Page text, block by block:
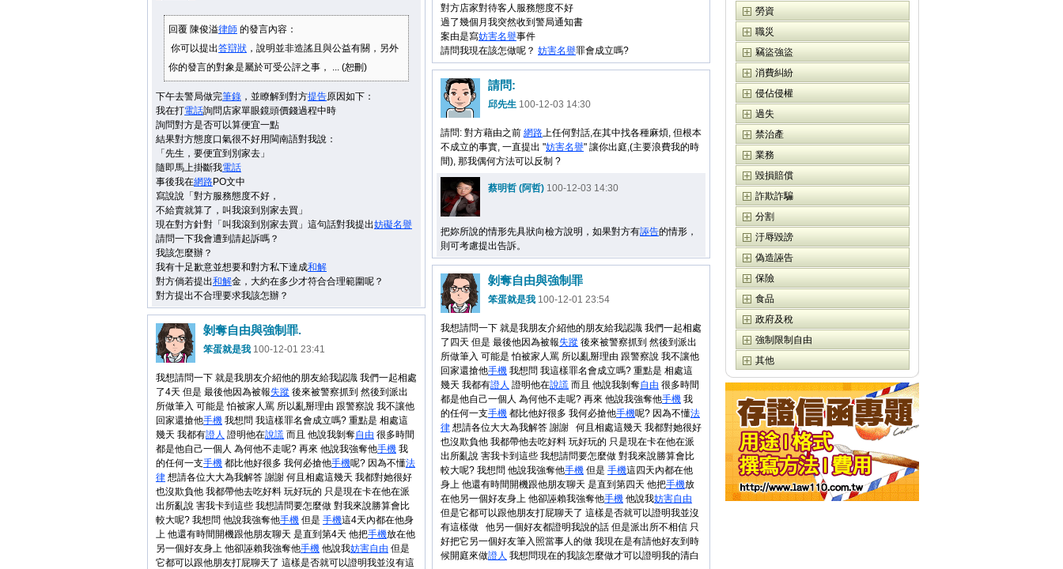
回覆 陳俊溢律師 的發言內容：
你可以提出答辯狀 ，說明並非造謠且與公益有關，另外
你的發言的對象是屬於可受公評之事， ... (恕刪)
下午去警局做完筆錄 ，並瞭解到對方提告原因如下：
我在打電話詢問店家單眼鏡頭價錢過程中時
詢問對方是否可以算便宜一點
結果對方態度口氣很不好用閩南語對我說：
「先生，要便宜到別家去」
隨即馬上掛斷我電話
事後我在網路PO文中
寫說說「對方服務態度不好，
不給賣就算了，叫我滾到別家去買」
現在對方針對「叫我滾到別家去買」這句話對我提出妨礙名譽
請問一下我會遭到請起訴嗎？
我該怎麼辦？
我有十足歉意並想要和對方私下達成和解
對方倘若提出和解金，大約在多少才符合合理範圍呢？
對方提出不合理要求我該怎辦？
對方店家對待客人服務態度不好
過了幾個月我突然收到警局通知書
案由是寫妨害名譽事件
請問我現在該怎做呢？ 妨害名譽罪會成立嗎?
請問:
邱先生 100-12-03 14:30
請問: 對方藉由之前 網路上任何對話,在其中找各種麻煩, 但根本
不成立的事實, 一直提出 "妨害名譽" 讓你出庭,(主要浪費我的時
間), 那我偶何方法可以反制 ?
蔡明哲 (阿哲) 100-12-03 14:30
把妳所說的情形先具狀向檢方說明，如果對方有誣告的情形，
則可考慮提出告訴。
剝奪自由與強制罪
笨蛋就是我 100-12-01 23:54
我想請問一下 就是我朋友介紹他的朋友給我認識 我們一起相處
了四天 但是 最後他因為被報失蹤 後來被警察抓到 然後到派出
所做筆入 可能是 怕被家人罵 所以亂掰理由 跟警察說 我不讓他
回家還搶他手機 我想問 我這樣罪名會成立嗎? 重點是 相處這
幾天 我都有證人 證明他在說謊 而且 他說我剝奪自由 很多時間
都是他自己一個人 為何他不走呢? 再來 他說我強奪他手機 我
的任何一支手機 都比他好很多 我何必搶他手機呢? 因為不懂法
律 想請各位大大為我解答 謝謝 何且相處這幾天 我都對她很好
也沒欺負他 我都帶他去吃好料 玩好玩的 只是現在卡在他在派
出所亂說 害我卡到這些 我想請問要怎麼做 對我來說勝算會比
較大呢? 我想問 他說我強奪他手機 但是 手機這四天內都在他
身上 他還有時間開機跟他朋友聊天 是直到第四天 他把手機放
在他另一個好友身上 他卻誣賴我強奪他手機 他說我妨害自由
但是它都可以跟他朋友打屁聊天了 這樣是否就可以證明我並沒
有這樣做 他另一個好友都證明我說的話 但是派出所不相信 只
好把它另一個好友筆入照當事人的做 我現在是有請他好友到時
候開庭來做證人 我想問現在的我該怎麼做才可以證明我的清白
剝奪自由與強制罪.
笨蛋就是我 100-12-01 23:41
我想請問一下 就是我朋友介紹他的朋友給我認識 我們一起相處
了4天 但是 最後他因為被報失蹤 後來被警察抓到 然後到派出
所做筆入 可能是 怕被家人罵 所以亂掰理由 跟警察說 我不讓他
回家還搶他手機 我想問 我這樣罪名會成立嗎? 重點是 相處這
幾天 我都有證人 證明他在說謊 而且 他說我剝奪自由 很多時間
都是他自己一個人 為何他不走呢? 再來 他說我強奪他手機 我
的任何一支手機 都比他好很多 我何必搶他手機呢? 因為不懂法
律 想請各位大大為我解答 謝謝 何且相處這幾天 我都對她很好
也沒欺負他 我都帶他去吃好料 玩好玩的 只是現在卡在他在派
出所亂說 害我卡到這些 我想請問要怎麼做 對我來說勝算會比
較大呢? 我想問 他說我強奪他手機 但是 手機這4天內都在他身
上 他還有時間開機跟他朋友聊天 是直到第4天 他把手機放在他
另一個好友身上 他卻誣賴我強奪他手機 他說我妨害自由 但是
它都可以跟他朋友打屁聊天了 這樣是否就可以證明我並沒有這
勞資
職災
竊盜強盜
消費糾紛
侵佔侵權
過失
禁治產
業務
毀損賠償
詐欺詐騙
分割
汙辱毀謗
偽造誣告
保險
食品
政府及稅
強制限制自由
其他